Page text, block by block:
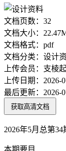
文档页数： 32
文档大小：
文档格式： pdf
文档分类： 设计
上传会员： 支棱
上传日期： 2026-
最后更新： 2026-
获取高清文档
2026年5月总第34